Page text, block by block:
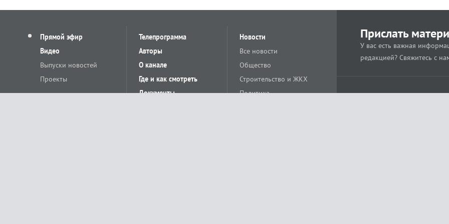
Прямой эфир
Видео
Выпуски новостей
Проекты
Телепрограмма
Авторы
О канале
Где и как смотреть
Документы
Новости
Все новости
Общество
Строительство и ЖКХ
Политика
Прислать
У вас есть важная
редакцией? Свяжитесь с